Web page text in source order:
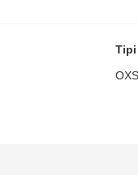
Tipi